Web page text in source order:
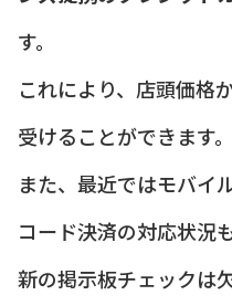
す。
これにより、店頭価格
受けることができます。
また、最近ではモバイ
コード決済の対応状況
新の掲示板チェックは